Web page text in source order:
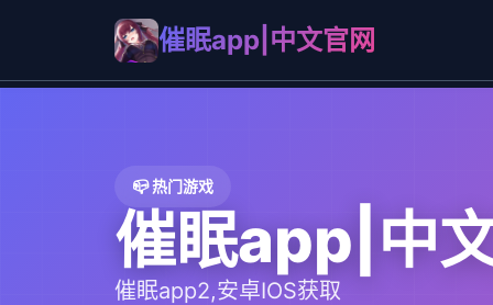
催眠app|中文官网
📪 热门游戏
催眠app|中
催眠app2,安卓IOS获取